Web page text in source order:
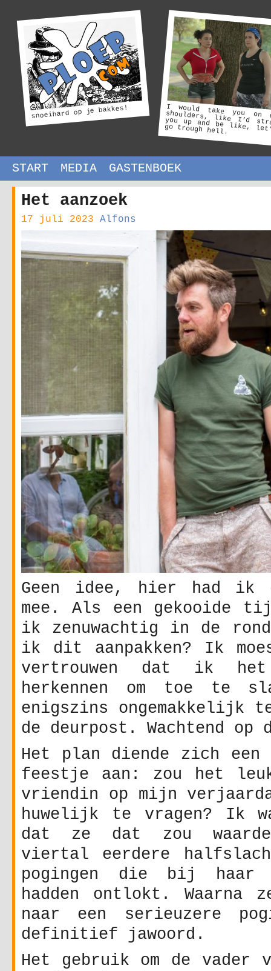
snoeihard op je bakkes! I would take you on
shoulders, like I’d
you up and be like,
go trough hell.
START MEDIA GASTENBOEK
Het aanzoek
17 juli 2023 Alfons
Geen idee, hier had ik
mee. Als een gekooide
ik zenuwachtig in de
ik dit aanpakken? Ik
vertrouwen dat ik het
herkennen om toe te
enigszins ongemakkelijk
de deurpost. Wachtend op
Het plan diende zich een
feestje aan: zou het
vriendin op mijn
huwelijk te vragen? Ik
dat ze dat zou
viertal eerdere
pogingen die bij haar
hadden ontlokt. Waarna
naar een serieuzere
definitief jawoord.
Het gebruik om de vader